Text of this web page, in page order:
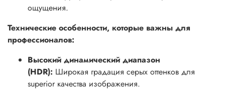
ощущения.
Технические особенности, которые важны для
профессионалов:
Высокий динамический диапазон
(HDR): Широкая градация серых оттенков для
superior качества изображения.